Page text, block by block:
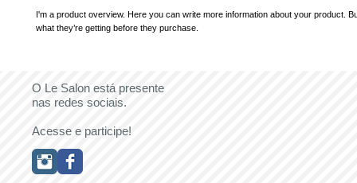
I'm a product overview. Here you can write more information about your product.
what they’re getting before they purchase.
O Le Salon está presente
nas redes sociais.
Acesse e participe!